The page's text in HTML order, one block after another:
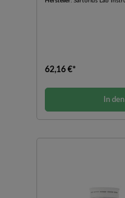
62,16 €*
In